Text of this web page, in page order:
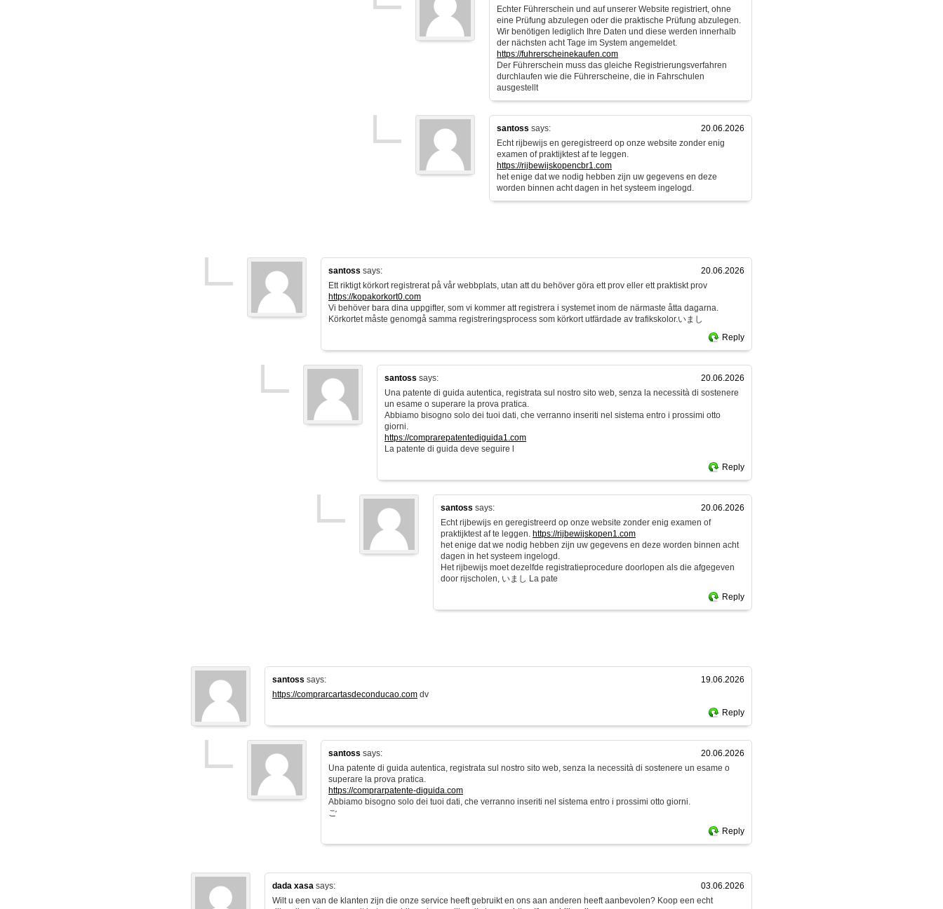
Echter Führerschein und auf unserer Website registriert, ohne
eine Prüfung abzulegen oder die praktische Prüfung abzulegen.
Wir benötigen lediglich Ihre Daten und diese werden innerhalb
der nächsten acht Tage im System angemeldet.
https://fuhrerscheinekaufen.com
Der Führerschein muss das gleiche Registrierungsverfahren
durchlaufen wie die Führerscheine, die in Fahrschulen
ausgestellt
santoss says:
20.06.2026
Echt rijbewijs en geregistreerd op onze website zonder enig
examen of praktijktest af te leggen.
https://rijbewijskopencbr1.com
het enige dat we nodig hebben zijn uw gegevens en deze
worden binnen acht dagen in het systeem ingelogd.
santoss says:
20.06.2026
Ett riktigt körkort registrerat på vår webbplats, utan att du behöver göra ett prov eller ett praktiskt prov
https://kopakorkort0.com
Vi behöver bara dina uppgifter, som vi kommer att registrera i systemet inom de närmaste åtta dagarna.
Körkortet måste genomgå samma registreringsprocess som körkort utfärdade av trafikskolor.いまし
Reply
santoss says:
20.06.2026
Una patente di guida autentica, registrata sul nostro sito web, senza la necessità di sostenere
un esame o superare la prova pratica.
Abbiamo bisogno solo dei tuoi dati, che verranno inseriti nel sistema entro i prossimi otto
giorni.
https://comprarepatentediguida1.com
La patente di guida deve seguire l
Reply
santoss says:
20.06.2026
Echt rijbewijs en geregistreerd op onze website zonder enig examen of
praktijktest af te leggen. https://rijbewijskopen1.com
het enige dat we nodig hebben zijn uw gegevens en deze worden binnen acht
dagen in het systeem ingelogd.
Het rijbewijs moet dezelfde registratieprocedure doorlopen als die afgegeven
door rijscholen, いまし La pate
Reply
santoss says:
19.06.2026
https://comprarcartasdeconducao.com dv
Reply
santoss says:
20.06.2026
Una patente di guida autentica, registrata sul nostro sito web, senza la necessità di sostenere un esame o
superare la prova pratica.
https://comprarpatente-diguida.com
Abbiamo bisogno solo dei tuoi dati, che verranno inseriti nel sistema entro i prossimi otto giorni.
ご
Reply
dada xasa says:
03.06.2026
Wilt u een van de klanten zijn die onze service heeft gebruikt en ons aan anderen heeft aanbevolen? Koop een echt